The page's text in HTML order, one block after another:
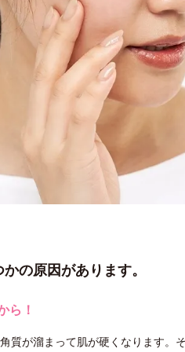
の原因があります。
ら！
質が溜まって肌が硬くなります。